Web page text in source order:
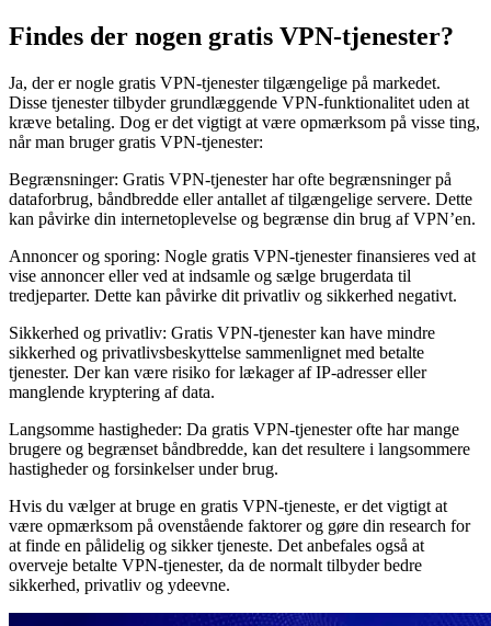
Findes der nogen gratis VPN-tjenester?
Ja, der er nogle gratis VPN-tjenester tilgængelige på markedet.
Disse tjenester tilbyder grundlæggende VPN-funktionalitet uden at
kræve betaling. Dog er det vigtigt at være opmærksom på visse ting,
når man bruger gratis VPN-tjenester:
Begrænsninger: Gratis VPN-tjenester har ofte begrænsninger på
dataforbrug, båndbredde eller antallet af tilgængelige servere. Dette
kan påvirke din internetoplevelse og begrænse din brug af VPN’en.
Annoncer og sporing: Nogle gratis VPN-tjenester finansieres ved at
vise annoncer eller ved at indsamle og sælge brugerdata til
tredjeparter. Dette kan påvirke dit privatliv og sikkerhed negativt.
Sikkerhed og privatliv: Gratis VPN-tjenester kan have mindre
sikkerhed og privatlivsbeskyttelse sammenlignet med betalte
tjenester. Der kan være risiko for lækager af IP-adresser eller
manglende kryptering af data.
Langsomme hastigheder: Da gratis VPN-tjenester ofte har mange
brugere og begrænset båndbredde, kan det resultere i langsommere
hastigheder og forsinkelser under brug.
Hvis du vælger at bruge en gratis VPN-tjeneste, er det vigtigt at
være opmærksom på ovenstående faktorer og gøre din research for
at finde en pålidelig og sikker tjeneste. Det anbefales også at
overveje betalte VPN-tjenester, da de normalt tilbyder bedre
sikkerhed, privatliv og ydeevne.